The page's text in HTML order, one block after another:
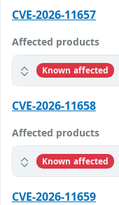
CVE-2026-11657
Affected products
Known affected
CVE-2026-11658
Affected products
Known affected
CVE-2026-11659